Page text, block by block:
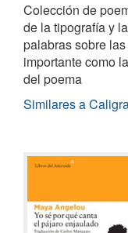
Colección de
de la tipografía y
palabras sobre
importante como
del poema
Similares a